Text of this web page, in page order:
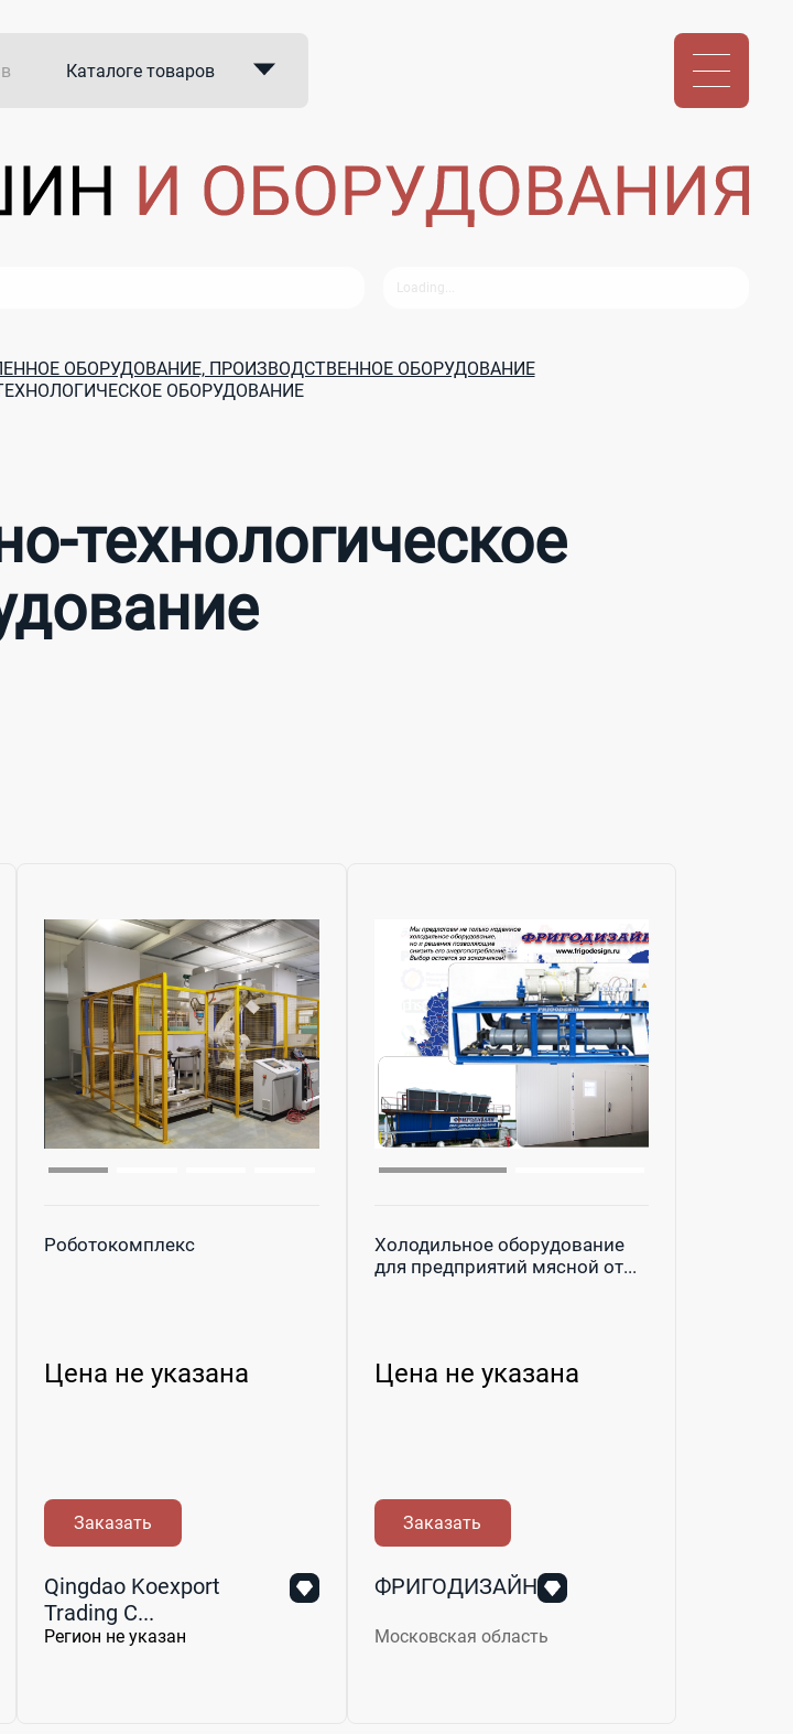
Каталоге товаров
В закупках
ОБОРУДОВАНИЕ, ПРОИЗВОДСТВЕННОЕ ОБОРУДОВАНИЕ
ОБОРУДОВАНИЕ
технологическое
Роботокомплекс
Цена не указана
Заказать
Qingdao Koexport
Trading C...
Регион не указан
Холодильное оборудование
для предприятий мясной от...
Цена не указана
Заказать
ФРИГОДИЗАЙН
Московская область